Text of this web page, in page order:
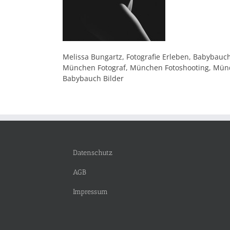
Melissa Bungartz, Fotografie Erleben,
München Fotograf, München Fotoshooting,
Babybauch Bilder
Datenschutz
AGB
Impressum